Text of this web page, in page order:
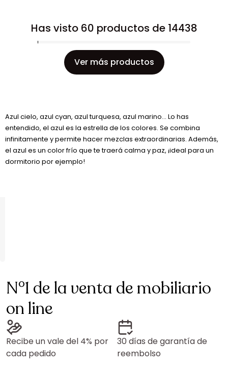
Has visto 60 productos de 14438
Ver más productos
Azul cielo, azul cyan, azul turquesa, azul marino... Lo has
entendido, el azul es la estrella de los colores. Se combina
infinitamente y permite hacer mezclas extraordinarias. Además,
el azul es un color frío que te traerá calma y paz, ¡ideal para un
dormitorio por ejemplo!
N°1 de la venta de mobiliario
on line
Recibe un vale del 4% por
cada pedido
30 días de garantía de
reembolso